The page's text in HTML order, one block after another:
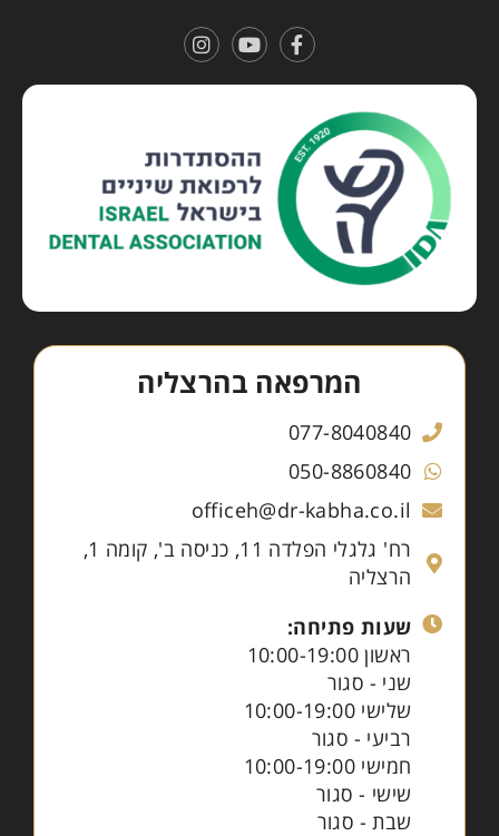
המרפאה בהרצליה
077-8040840
050-8860840
officeh@dr-kabha.co.il
רח' גלגלי הפלדה 11, כניסה ב', קומה 1,
הרצליה
שעות פתיחה:
ראשון 10:00-19:00
שני - סגור
שלישי 10:00-19:00
רביעי - סגור
חמישי 10:00-19:00
שישי - סגור
שבת - סגור